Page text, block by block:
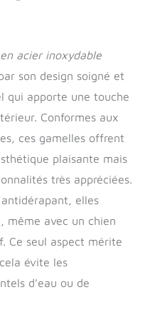
garde l'eau et la
nourriture à la
température
parfaite pendant de
longues périodes,
assurant à votre
animal de
compagnie une eau
des aliments chauds
Antidérapant : le
fond antidérapant
empêchant le
basculement et les
pendant que votre
acier inoxydable
son design soigné et
qui apporte une touche
Conformes aux
ces gamelles offrent
plaisante mais
très appréciées.
elles
même avec un chien
Ce seul aspect mérite
évite les
d’eau ou de